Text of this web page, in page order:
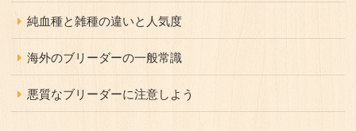
純血種と雑種の違いと人気度
海外のブリーダーの一般常識
悪質なブリーダーに注意しよう